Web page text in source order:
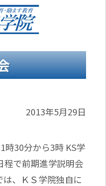
2013年5月29日
30分から3時 KS学
程で前期進学説明会
、ＫＳ学院独自に